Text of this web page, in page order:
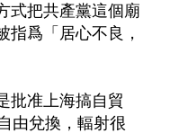
式把共產黨這個廟
指爲「居心不良，
批准上海搞自貿
由兌換，輻射很